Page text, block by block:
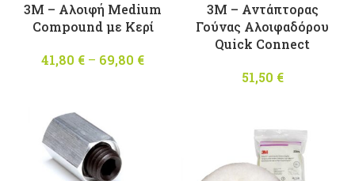
3M – Αλοιφή Medium
Compound με Κερί
41,80 € – 69,80 €
3M – Αντάπτορας
Γούνας Αλοιφαδόρου
Quick Connect
51,50 €